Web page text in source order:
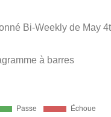
Bi-Weekly de May
à barres